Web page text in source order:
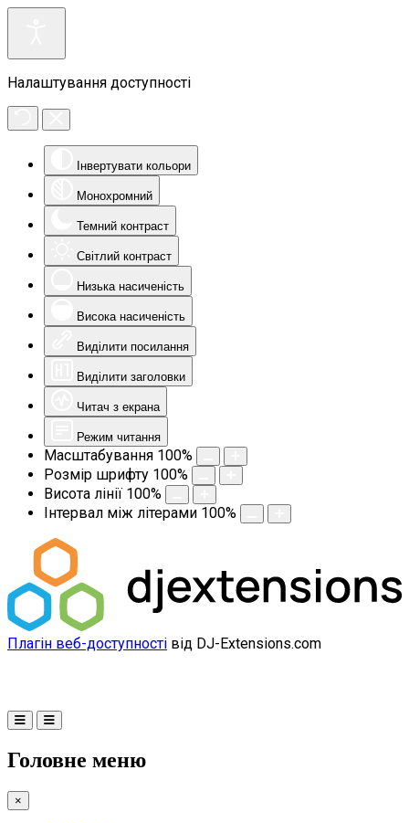
Налаштування доступності
Інвертувати кольори
Монохромний
Темний контраст
Світлий контраст
Низька насиченість
Висока насиченість
Виділити посилання
Виділити заголовки
Читач з екрана
Режим читання
Масштабування 100%
Розмір шрифту 100%
Висота лінії 100%
Інтервал між літерами 100%
Плагін веб-доступності від DJ-Extensions.com
Головне меню
×